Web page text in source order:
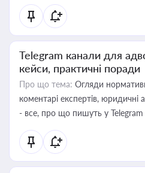
Telegram канали для
кейси, практичні поради
Про що тема: Огляди
коментарі експертів, юридичні
- все, про що пишуть у Telegram